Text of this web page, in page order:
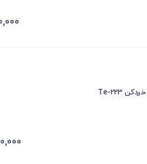
خردکن Te‑223